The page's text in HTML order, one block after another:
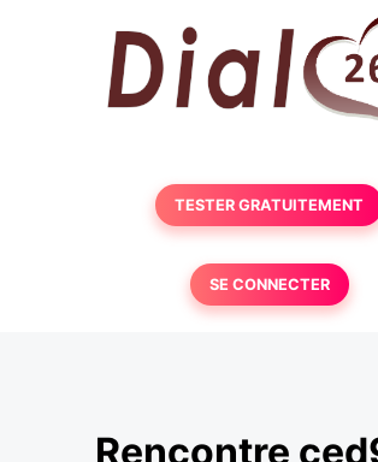
TESTER GRATUITEMENT
SE CONNECTER
Rencontre